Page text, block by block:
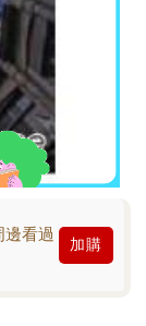
看過
加購